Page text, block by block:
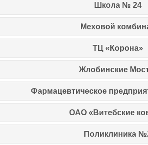
Школа № 24
Меховой
ТЦ «Корона»
Жлобинские
Фармацевтическое
ОАО «Витебские
Поликлиника